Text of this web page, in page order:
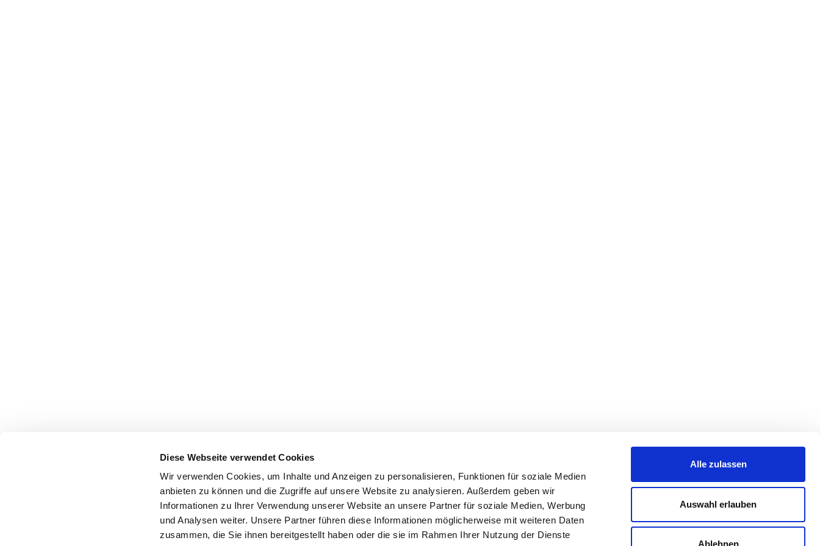
Diese Webseite verwendet Cookies
Wir verwenden Cookies, um Inhalte und Anzeigen zu personalisieren, Funktionen für soziale Medien
anbieten zu können und die Zugriffe auf unsere Website zu analysieren. Außerdem geben wir
Informationen zu Ihrer Verwendung unserer Website an unsere Partner für soziale Medien, Werbung
und Analysen weiter. Unsere Partner führen diese Informationen möglicherweise mit weiteren Daten
zusammen, die Sie ihnen bereitgestellt haben oder die sie im Rahmen Ihrer Nutzung der Dienste
Alle zulassen
Auswahl erlauben
Ablehnen